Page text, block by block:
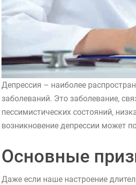
Депрессия – наиболее
заболеваний. Это заболевание,
пессимистических состояний,
возникновение депрессии может
Основные
Даже если наше настроение